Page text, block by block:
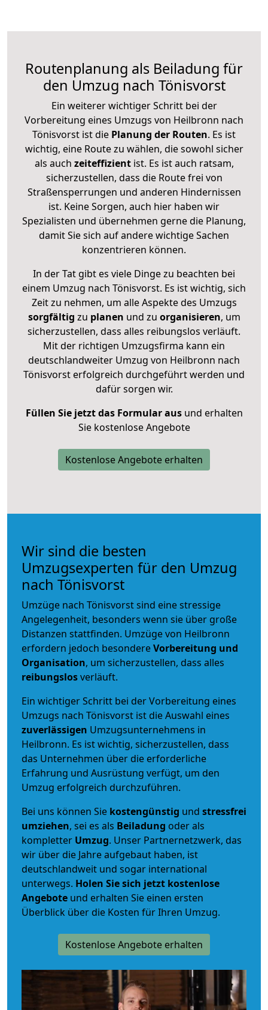
Routenplanung als Beiladung für
den Umzug nach Tönisvorst
Ein weiterer wichtiger Schritt bei der
Vorbereitung eines Umzugs von Heilbronn nach
Tönisvorst ist die Planung der Routen. Es ist
wichtig, eine Route zu wählen, die sowohl sicher
als auch zeiteffizientist. Es ist auch ratsam,
sicherzustellen, dass die Route frei von
Straßensperrungen und anderen Hindernissen
ist. Keine Sorgen, auch hier haben wir
Spezialisten und übernehmen gerne die Planung,
damit Sie sich auf andere wichtige Sachen
konzentrieren können.
In der Tat gibt es viele Dinge zu beachten bei
einem Umzug nach Tönisvorst. Es ist wichtig, sich
Zeit zu nehmen, um alle Aspekte des Umzugs
sorgfältig zu planen und zu organisieren, um
sicherzustellen, dass alles reibungslos verläuft.
Mit der richtigen Umzugsfirma kann ein
deutschlandweiter Umzug von Heilbronn nach
Tönisvorst erfolgreich durchgeführt werden und
dafür sorgen wir.
Füllen Sie jetzt das Formular ausund erhalten
Sie kostenlose Angebote
Kostenlose Angebote erhalten
Wir sind die besten
Umzugsexperten für den Umzug
nach Tönisvorst
Umzüge nach Tönisvorst sind eine stressige
Angelegenheit, besonders wenn sie über große
Distanzen stattfinden. Umzüge von Heilbronn
erfordern jedoch besondereVorbereitung und
Organisation, um sicherzustellen, dass alles
reibungslosverläuft.
Ein wichtiger Schritt bei der Vorbereitung eines
Umzugs nach Tönisvorst ist die Auswahl eines
zuverlässigen Umzugsunternehmens in
Heilbronn. Es ist wichtig, sicherzustellen, dass
das Unternehmen über die erforderliche
Erfahrung und Ausrüstung verfügt, um den
Umzug erfolgreich durchzuführen.
Bei uns können Sie kostengünstig und stressfrei
umziehen, sei es als Beiladung oder als
kompletter Umzug. Unser Partnernetzwerk, das
wir über die Jahre aufgebaut haben, ist
deutschlandweit und sogar international
unterwegs. Holen Sie sich jetzt kostenlose
Angebote und erhalten Sie einen ersten
Überblick über die Kosten für Ihren Umzug.
Kostenlose Angebote erhalten